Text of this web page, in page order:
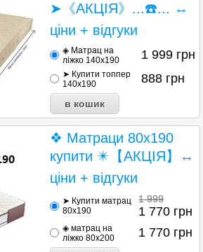
➤《АКЦІЯ》...☎️... ↔
ціни + відгуки
◈ Матрац на
ліжко 140x190
1 999 грн
➤ Купити топпер
140x190
888 грн
❖ Матраци 80х190
купити ✴️【АКЦІЯ】↔
ціни + відгуки
➤ Купити матрац
80х190
1 999
1 770 грн
◈ матрац на
ліжко 80х200
1 770 грн